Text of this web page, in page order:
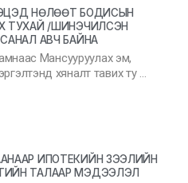
НӨЛӨӨТ БОДИСЫН
ТУХАЙ /ШИНЭЧИЛСЭН
АВЧ БАЙНА
Мансууруулах эм,
хяналт тавих ту …
ИПОТЕКИЙН ЗЭЭЛИЙН
ТАЛААР МЭДЭЭЛЭЛ